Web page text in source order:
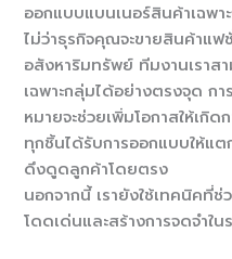
ออกแบบแบนเนอร์สินค้าเฉพา
ไม่ว่าธุรกิจคุณจะขายสินค้าแฟ
อสังหาริมทรัพย์ ทีมงานเราส
เฉพาะกลุ่มได้อย่างตรงจุด กา
หมายจะช่วยเพิ่มโอกาสให้เกิ
ทุกชิ้นได้รับการออกแบบให้แต
ดึงดูดลูกค้าโดยตรง
นอกจากนี้ เรายังใช้เทคนิคที่ช่
โดดเด่นและสร้างการจดจำใน